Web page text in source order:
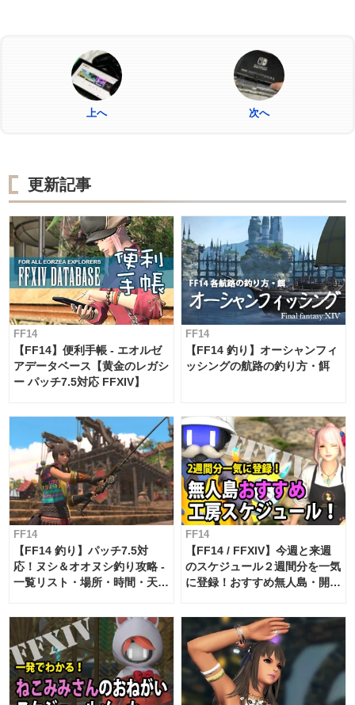
上へ 次へ
更新記事
FF14
【FF14】便利手帳 - エオルゼ
アデータベース【黄金のレガシ
ー パッチ7.5対応 FFXIV】
FF14
【FF14 釣り】オーシャンフィ
ッシングの航路の釣り方・餌
FF14
【FF14 釣り】パッチ7.5対
応！ヌシ＆オオヌシ釣り攻略 -
一覧リスト・場所・時間・天
FF14
【FF14 / FFXIV】今週と来週
のスケジュール２週間分を一気
に登録！おすすめ無人島・開拓